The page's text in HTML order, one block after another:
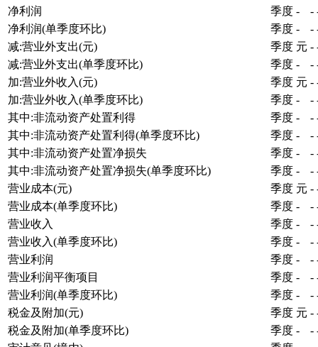
净利润 季度 - -
净利润(单季度环比)
季度 - -
减:营业外支出(元)
季度 元 -
减:营业外支出(单季度环比)
季度 - -
加:营业外收入(元)
季度 元 -
加:营业外收入(单季度环比)
季度 - -
其中:非流动资产处置利得
季度 - -
其中:非流动资产处置利得(单季度环比)
季度 - -
其中:非流动资产处置净损失
季度 - -
其中:非流动资产处置净损失(单季度环比)
季度 - -
营业成本(元)
季度 元 -
营业成本(单季度环比)
季度 - -
营业收入
季度 - -
营业收入(单季度环比)
季度 - -
营业利润
季度 - -
营业利润平衡项目
季度 - -
营业利润(单季度环比)
季度 - -
税金及附加(元)
季度 元 -
税金及附加(单季度环比)
季度 - -